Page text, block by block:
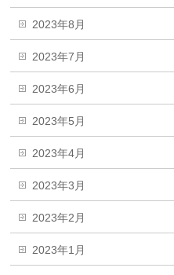
2023年8月
2023年7月
2023年6月
2023年5月
2023年4月
2023年3月
2023年2月
2023年1月